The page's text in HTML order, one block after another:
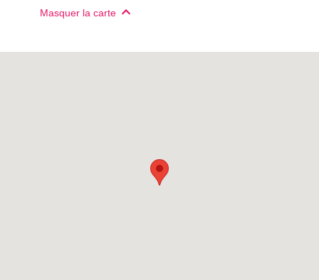
Masquer la carte